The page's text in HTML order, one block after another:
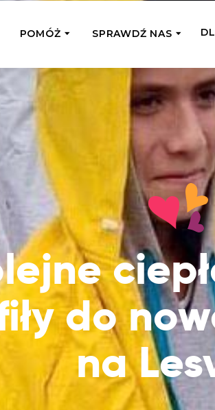
Nami
jedno z miejsc, w których
w 7 Ogrodach
Grecji z Michałem
z Radia 357
POMÓŻ
POMAGAM JEDNORAZOWO
Przekaż Kalorie
Podaruj dziecku posiłek z okazji
Podaruj 1,5%
Przekaż niewielką część swojego
podatku naszym podopiecznym
Pilna Pomoc
Przekaż pomoc tam, gdzie jest
najbardziej potrzebna
Dobroczynne24
Zrób zakupy dla potrzebujących w
markecie z dobrymi uczynkami
Warzywniak Charbela
Zrób zakupy u niewidomego
wspieraj Głodnych
SPRAWDŹ NAS
Zespół Fundacji
Poznaj listonoszy
Jak pomagamy
Karmimy,
Pracę – sprawdź co
praktyce
Co już zrobiliśmy
Przeczytaj historie
pomogliśmy
Gdzie działamy
Sprawdź listę
Twoja pomoc
Sprawozdania
Zweryfikuj, w jaki
przekazane
do
na